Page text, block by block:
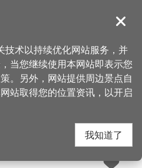
導覽
> 美食快搜
桃园A19
人气：1.7万
关闭
术以持续优化网站服务，并
当您继续使用本网站即表示您
。另外，网站提供周边景点自
站取得您的位置资讯，以开启
我知道了